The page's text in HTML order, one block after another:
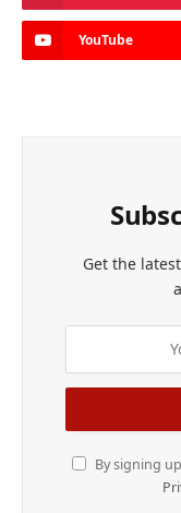
YouTube
Get the
By signing